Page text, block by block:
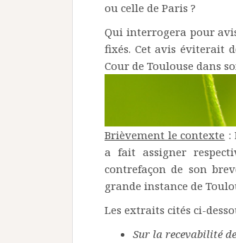
ou celle de Paris ?
Qui interrogera pour
fixés. Cet avis éviterait
Cour de Toulouse dans
Brièvement le contexte :
a fait assigner
contrefaçon de son
grande instance de
Les extraits cités ci-
Sur la recevabilité de